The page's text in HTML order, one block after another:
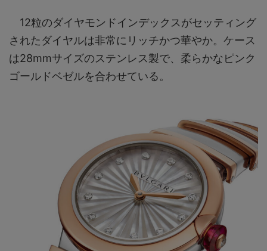
12粒のダイヤモンドインデックスがセッティング
されたダイヤルは非常にリッチかつ華やか。ケース
は28mmサイズのステンレス製で、柔らかなピンク
ゴールドベゼルを合わせている。